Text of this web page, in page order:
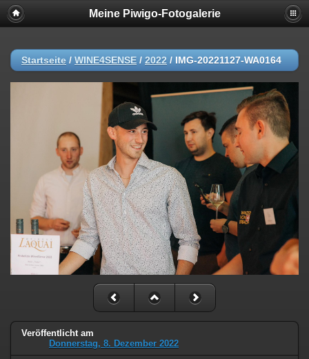
Meine Piwigo-Fotogalerie
Startseite / WINE4SENSE / 2022 / IMG-20221127-WA0164
Veröffentlicht am
Donnerstag, 8. Dezember 2022